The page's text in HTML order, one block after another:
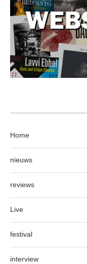
Home
nieuws
reviews
Live
festival
interview